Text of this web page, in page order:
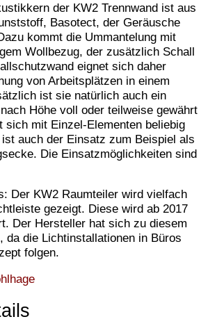
der KW2 Trennwand ist aus
Basotect, der Geräusche
kommt die Ummantelung mit
Wollbezug, der zusätzlich Schall
eignet sich daher
von Arbeitsplätzen in einem
ist sie natürlich auch ein
Höhe voll oder teilweise gewährt
sich mit Einzel-Elementen beliebig
auch der Einsatz zum Beispiel als
Die Einsatzmöglichkeiten sind
Der KW2 Raumteiler wird vielfach
gezeigt. Diese wird ab 2017
Der Hersteller hat sich zu diesem
da die Lichtinstallationen in Büros
folgen.